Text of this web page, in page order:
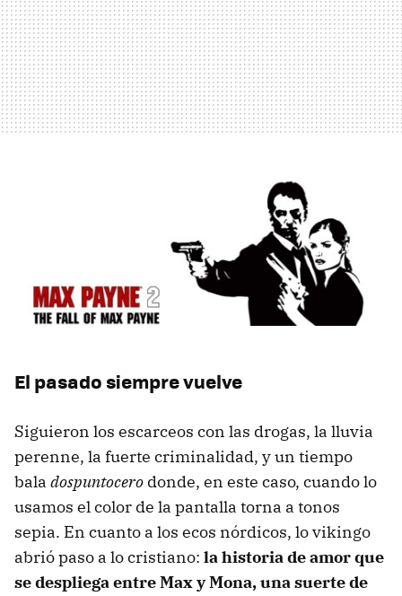
El pasado siempre vuelve
Siguieron los escarceos con las drogas, la lluvia
perenne, la fuerte criminalidad, y un tiempo
bala dospuntocero donde, en este caso, cuando lo
usamos el color de la pantalla torna a tonos
sepia. En cuanto a los ecos nórdicos, lo vikingo
abrió paso a lo cristiano: la historia de amor que
se despliega entre Max y Mona, una suerte de